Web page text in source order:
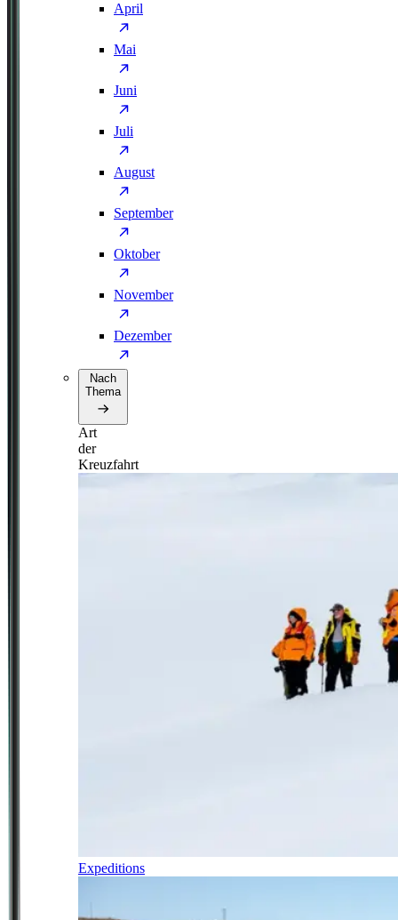
April
Mai
Juni
Juli
August
September
Oktober
November
Dezember
Nach
Thema
Art
der
Kreuzfahrt
Expeditions